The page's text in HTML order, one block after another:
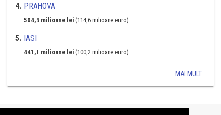
4. PRAHOVA
504,4 milioane lei (114,6 milioane euro)
5. IASI
441,1 milioane lei (100,2 milioane euro)
MAI MULT